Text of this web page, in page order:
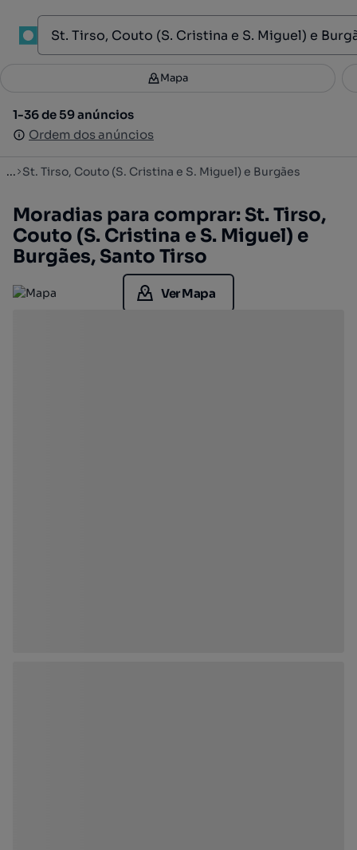
1
Filtros 2
1-36 de 59 anúncios
Ordem dos anúncios
Mapa
1-36 de 59 anúncios
Ordem dos anúncios
... St. Tirso, Couto (S. Cristina e S. Miguel) e Burgães
Moradias para comprar: St. Tirso,
Couto (S. Cristina e S. Miguel) e
Burgães, Santo Tirso
Ver Mapa